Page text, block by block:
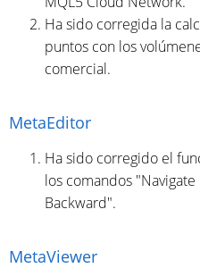
Ha sido corregida la
puntos con los
comercial.
MetaEditor
Ha sido corregido el
los comandos
Backward".
MetaViewer